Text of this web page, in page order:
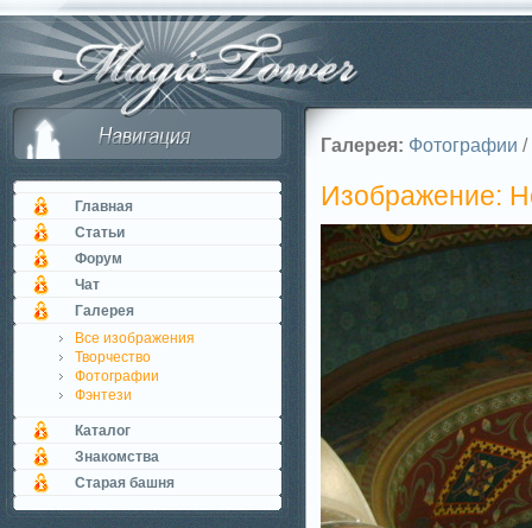
Главная
Статьи
Форум
Чат
Галерея
Все изображения
Творчество
Фотографии
Фэнтези
Каталог
Знакомства
Старая башня
Галерея: Фотографии /
Изображение: